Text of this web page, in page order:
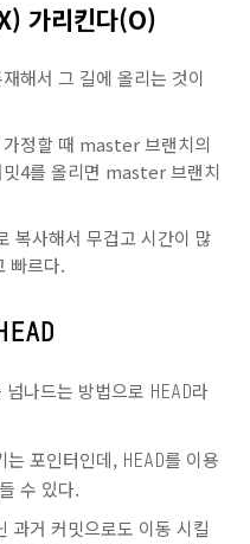
가리킨다(O)
해서 그 길에 올리는 것이
정할 때 master 브랜치의
4를 올리면 master 브랜치
복사해서 무겁고 시간이 많
빠르다.
넘나드는 방법으로 HEAD라
는 포인터인데, HEAD를 이용
수 있다.
과거 커밋으로도 이동 시킬